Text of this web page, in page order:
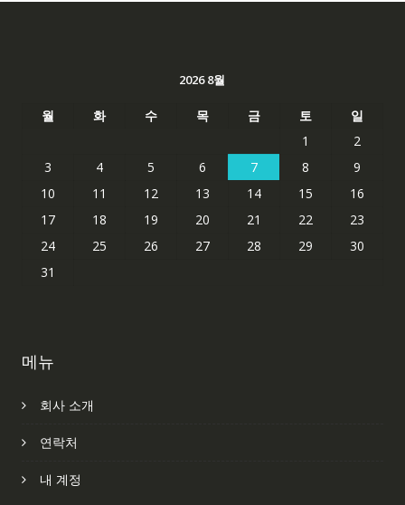
2026 8월
월 화 수 목 금 토
일
1
2
3
4 5 6 7 8
9
10
11 12 13 14 15
16
17
18 19 20 21 22
23
24
25 26 27 28 29
30
31
메뉴
회사 소개
연락처
내 계정